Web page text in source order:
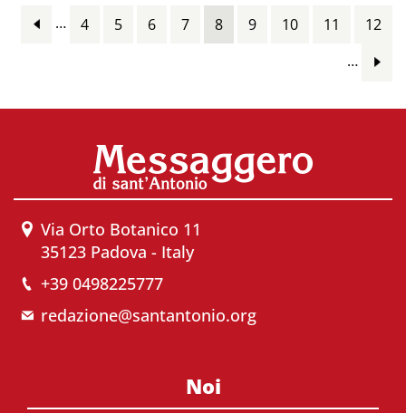
… 4 5 6 7 8 9 10 11
12
…
Via Orto Botanico 11
35123 Padova - Italy
+39 0498225777
redazione@santantonio.org
Noi